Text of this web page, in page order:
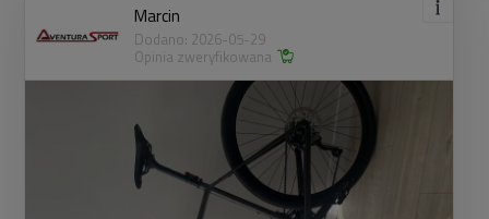
Marcin
Dodano: 2026-05-29
Opinia zweryfikowana